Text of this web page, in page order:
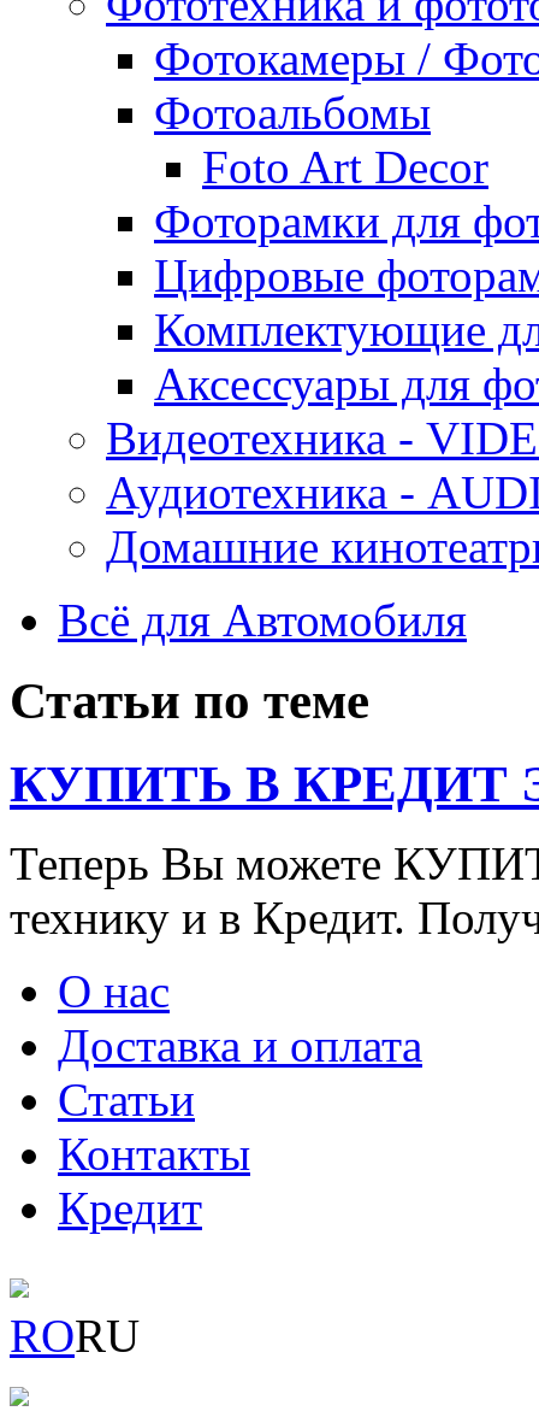
Фотокамеры /
Фотоальбомы
Foto Art Decor
Фоторамки для
Цифровые
Комплектующие
Аксессуары для
Видеотехника -
Аудиотехника -
Домашние
Всё для Автомобиля
Статьи по теме
КУПИТЬ В КРЕДИТ
Теперь Вы можете
технику и в Кредит.
О нас
Доставка и оплата
Статьи
Контакты
Кредит
RORU